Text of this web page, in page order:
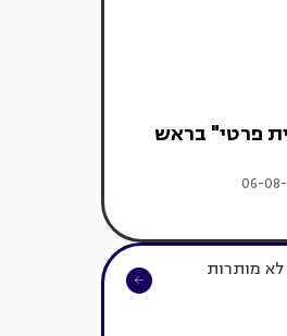
ה-18: "בית פרטי" בראש
06-